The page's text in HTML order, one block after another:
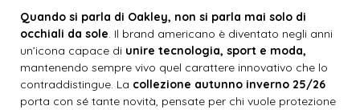
Quando si parla di Oakley, non si parla mai solo di
occhiali da sole. Il brand americano è diventato negli anni
un’icona capace di unire tecnologia, sport e moda,
mantenendo sempre vivo quel carattere innovativo che lo
contraddistingue. La collezione autunno inverno 25/26
porta con sé tante novità, pensate per chi vuole protezione